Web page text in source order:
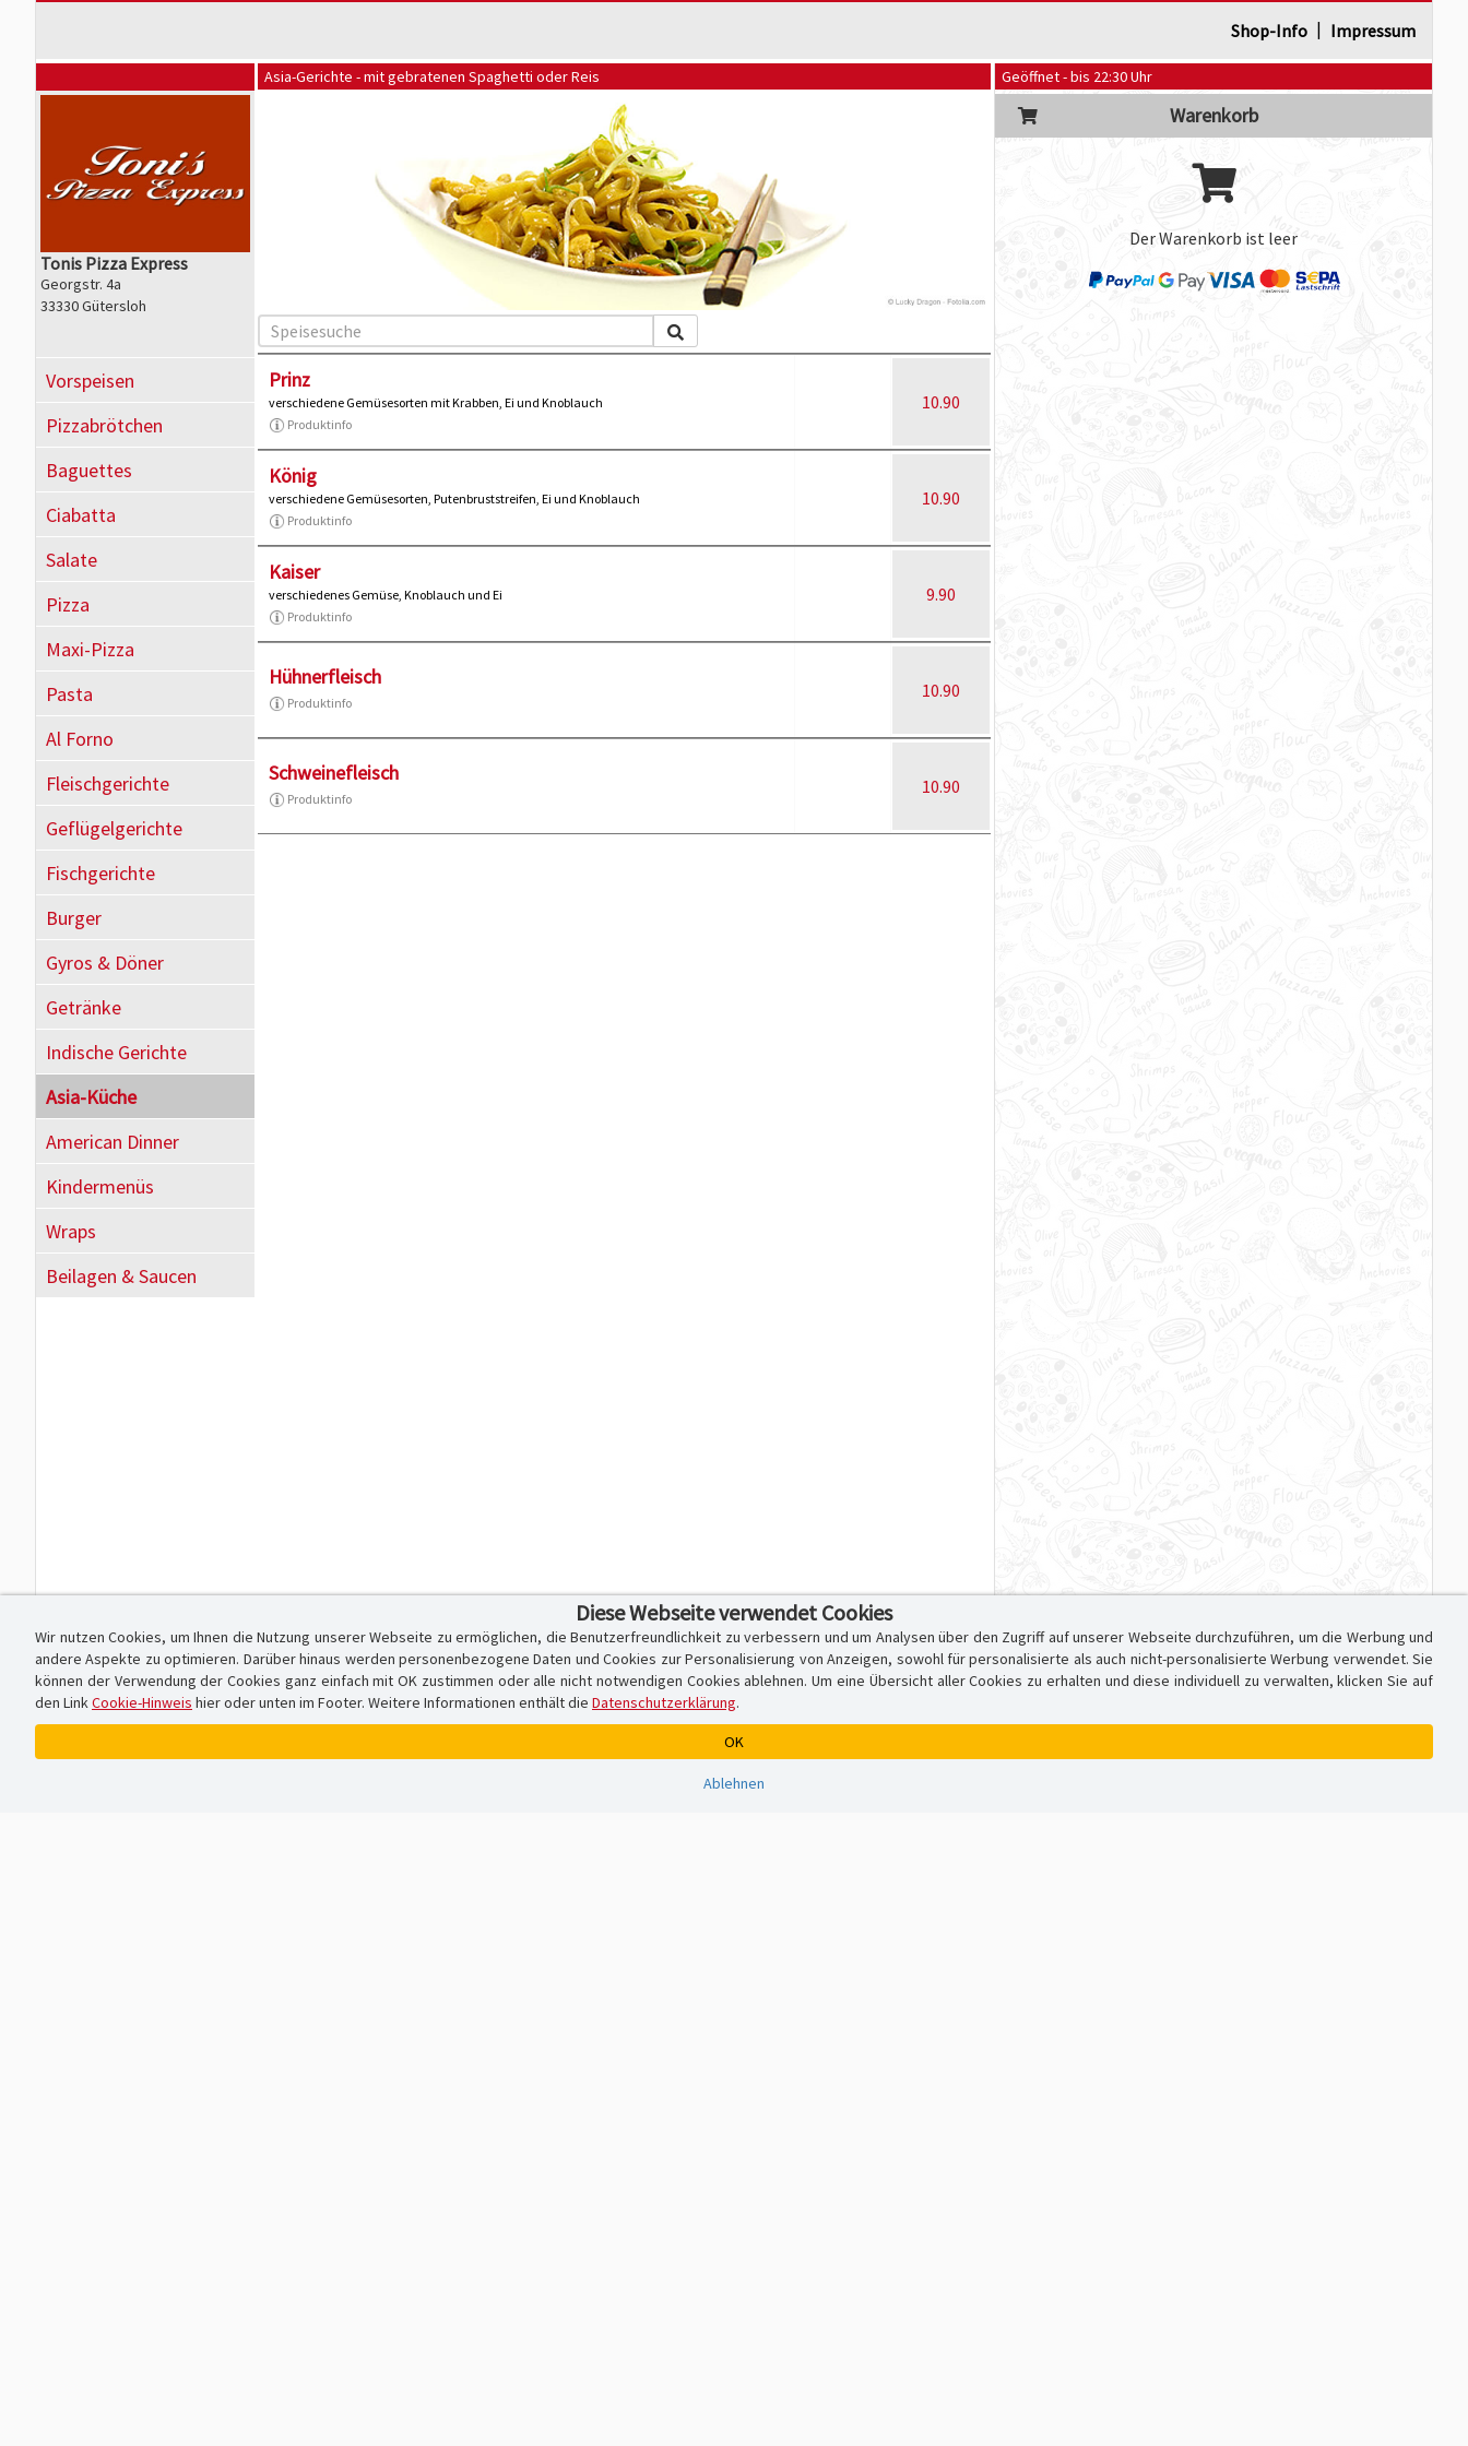
Shop-Info | Impressum
Geöffnet - bis 22:30 Uhr
Warenkorb
Der Warenkorb ist leer
Tonis Pizza Express
Georgstr. 4a
33330 Gütersloh
Vorspeisen
Pizzabrötchen
Baguettes
Ciabatta
Salate
Pizza
Maxi-Pizza
Pasta
Al Forno
Fleischgerichte
Geflügelgerichte
Fischgerichte
Burger
Gyros & Döner
Getränke
Indische Gerichte
Asia-Küche
American Dinner
Kindermenüs
Wraps
Beilagen & Saucen
Asia-Gerichte - mit gebratenen Spaghetti oder Reis
Prinz
verschiedene Gemüsesorten mit Krabben, Ei und Knoblauch
Produktinfo
10.90
König
verschiedene Gemüsesorten, Putenbruststreifen, Ei und Knoblauch
Produktinfo
10.90
Kaiser
verschiedenes Gemüse, Knoblauch und Ei
Produktinfo
9.90
Hühnerfleisch
Produktinfo
10.90
Schweinefleisch
Produktinfo
10.90
Diese Webseite verwendet Cookies
Wir nutzen Cookies, um Ihnen die Nutzung unserer Webseite zu ermöglichen, die Benutzerfreundlichkeit zu verbessern und um Analysen über den Zugriff auf unserer Webseite durchzuführen, um die Werbung und
andere Aspekte zu optimieren. Darüber hinaus werden personenbezogene Daten und Cookies zur Personalisierung von Anzeigen, sowohl für personalisierte als auch nicht-personalisierte Werbung verwendet. Sie
können der Verwendung der Cookies ganz einfach mit OK zustimmen oder alle nicht notwendigen Cookies ablehnen. Um eine Übersicht aller Cookies zu erhalten und diese individuell zu verwalten, klicken Sie auf
den LinkCookie-Hinweis hier oder unten im Footer. Weitere Informationen enthält die Datenschutzerklärung.
OK
Ablehnen